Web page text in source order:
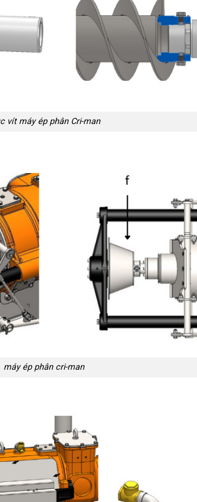
vít máy ép phân Cri-man
máy ép phân cri-man